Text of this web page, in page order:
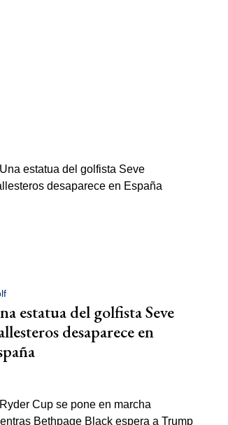
estatua del golfista Seve
desaparece en